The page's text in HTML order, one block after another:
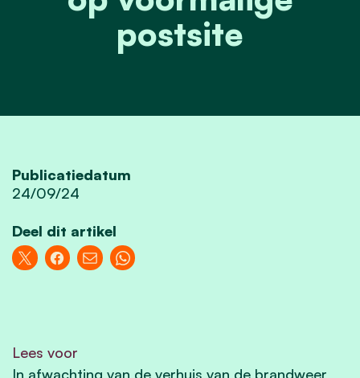
postsite
Publicatiedatum
24/09/24
Deel dit artikel
Lees voor
In afwachting van de verhuis van de brandweer